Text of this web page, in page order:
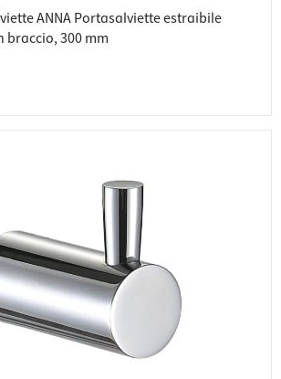
ANNA Portasalviette estraibile
braccio, 300 mm